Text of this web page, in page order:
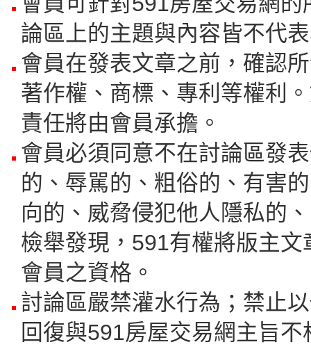
論區上的主題與內容皆不代
會員在發表文章之前，確認
著作權、商標、專利等權利
責任將由會員承擔。
會員必須同意不在討論區發
的、辱駡的、粗俗的、有害
向的、威脅侵犯他人隱私的
檢舉發現，591有權將版主
會員之資格。
討論區嚴禁灌水行為；禁止
回復與591房屋交易網主旨